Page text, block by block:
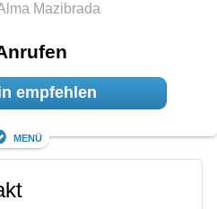
Mazibrada
empfehlen
Menü